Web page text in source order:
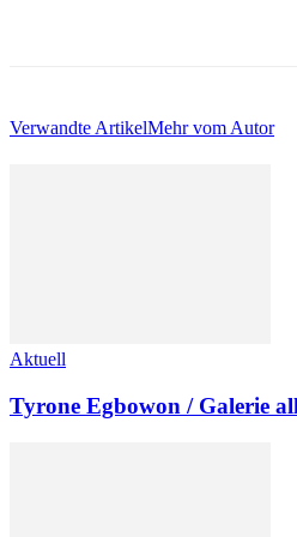
Verwandte ArtikelMehr vom Autor
Aktuell
Tyrone Egbowon / Galerie